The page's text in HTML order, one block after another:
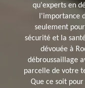
qu'experts en
l'importance
seulement
sécurité et la
dévouée à
débroussaillage
parcelle de votre
Que ce soit